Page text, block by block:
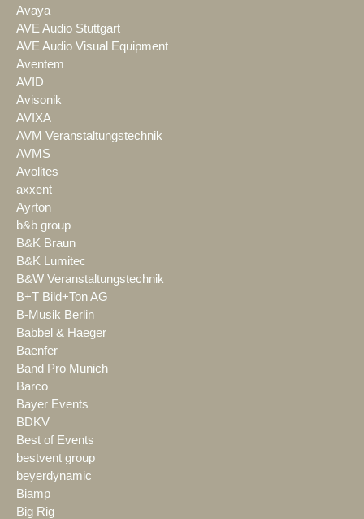
Avaya
AVE Audio Stuttgart
AVE Audio Visual Equipment
Aventem
AVID
Avisonik
AVIXA
AVM Veranstaltungstechnik
AVMS
Avolites
axxent
Ayrton
b&b group
B&K Braun
B&K Lumitec
B&W Veranstaltungstechnik
B+T Bild+Ton AG
B-Musik Berlin
Babbel & Haeger
Baenfer
Band Pro Munich
Barco
Bayer Events
BDKV
Best of Events
bestvent group
beyerdynamic
Biamp
Big Rig